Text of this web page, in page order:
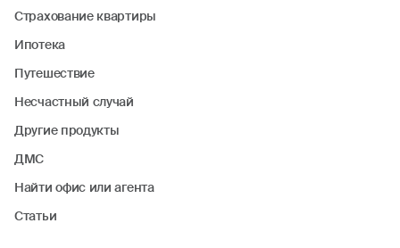
Страхование квартиры
Ипотека
Путешествие
Несчастный случай
Другие продукты
ДМС
Найти офис или агента
Статьи